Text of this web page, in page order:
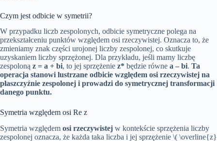
Czym jest odbicie w symetrii?
W przypadku liczb zespolonych, odbicie symetryczne polega na
przekształceniu punktów względem osi rzeczywistej. Oznacza to, że
zmieniamy znak części urojonej liczby zespolonej, co skutkuje
uzyskaniem liczby sprzężonej. Dla przykładu, jeśli mamy liczbę
zespoloną z = a + bi, to jej sprzężenie z* będzie równe a – bi. Ta
operacja stanowi lustrzane odbicie względem osi rzeczywistej na
płaszczyźnie zespolonej i prowadzi do symetrycznej transformacji
danego punktu.
Symetria względem osi Re z
Symetria względem osi rzeczywistej w kontekście sprzężenia liczby
zespolonej oznacza, że każda taka liczba i jej sprzężenie \( \overline{z}